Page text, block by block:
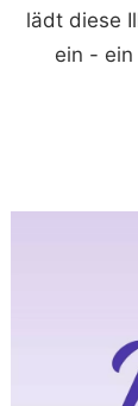
lädt diese
ein -